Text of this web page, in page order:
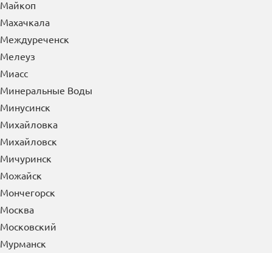
Магадан
Магнитогорск
Майкоп
Махачкала
Междуреченск
Мелеуз
Миасс
Минеральные Воды
Минусинск
Михайловка
Михайловск
Мичуринск
Можайск
Мончегорск
Москва